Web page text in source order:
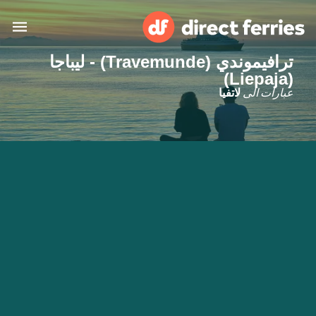
البلدان
تذاكر العبّارة
ترافيموندي (Travemunde) - ليباجا
(Liepaja)
عبارات الى لاتفيا